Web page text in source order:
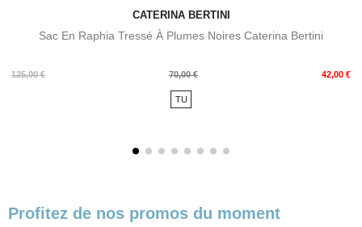
CATERINA BERTINI
Sac En Raphia Tressé À Plumes Noires Caterina Bertini
125,00 €
Prix
70,00 € 42,00 €
Prix
TU
Profitez de nos promos du moment